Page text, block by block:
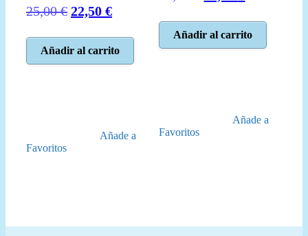
25,00€ El
original
era:
22,50 €El
actual
es:
Añadir al carrito
Añade a
Favoritos
original
era:
actual
es:
Añadir al carrito
Añade a
Favoritos